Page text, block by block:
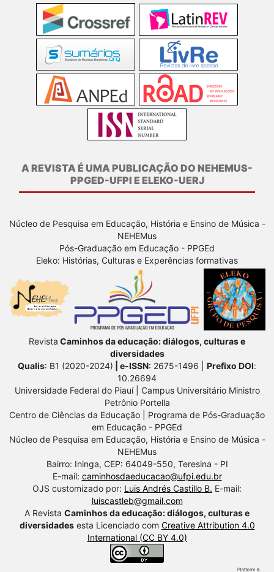
A REVISTA É UMA PUBLICAÇÃO DO NEHEMUS-
PPGED-UFPI E ELEKO-UERJ
Núcleo de Pesquisa em Educação, História e Ensino de Música -
NEHEMus
Pós-Graduação em Educação - PPGEd
Eleko: Histórias, Culturas e Experências formativas
Revista Caminhos da educação: diálogos, culturas e
diversidades
Qualis: B1 (2020-2024) | e-ISSN: 2675-1496 | Prefixo DOI:
10.26694
Universidade Federal do Piauí | Campus Universitário Ministro
Petrônio Portella
Centro de Ciências da Educação | Programa de Pós-Graduação
em Educação - PPGEd
Núcleo de Pesquisa em Educação, História e Ensino de Música -
NEHEMus
Bairro: Ininga, CEP: 64049-550, Teresina - PI
E-mail: caminhosdaeducacao@ufpi.edu.br
OJS customizado por: Luis Andrés Castillo B. E-mail:
luiscastleb@gmail.com
A Revista Caminhos da educação: diálogos, culturas e
diversidadesesta Licenciado com Creative Attribution 4.0
International (CC BY 4.0)